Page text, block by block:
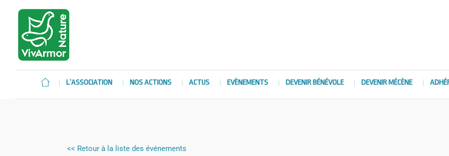
L’ASSOCIATION NOS ACTIONS ACTUS EVÈNEMENTS DEVENIR BÉNÉVOLE DEVENIR MÉCÈNE
<< Retour à la liste des événements